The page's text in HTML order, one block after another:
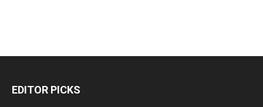
EDITOR PICKS